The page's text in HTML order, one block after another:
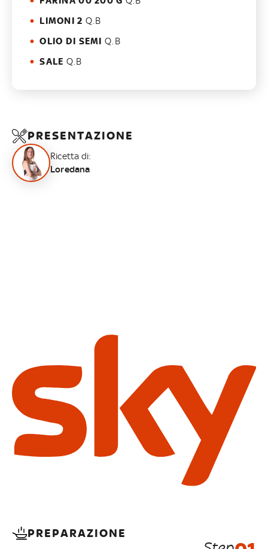
LIMONI 2 Q.B
OLIO DI SEMI Q.B
SALE Q.B
PRESENTAZIONE
Ricetta di:
Loredana
PREPARAZIONE